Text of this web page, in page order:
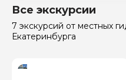
Санкт-Петербург
Россия
Все экскурсии
7 экскурсий от местных
Екатеринбурга